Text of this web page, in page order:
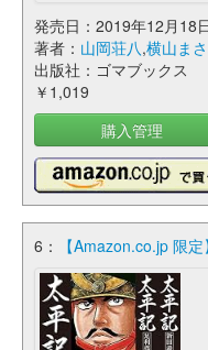
発売日：2019年12月18
著者： 山岡荘八,横山ま
出版社：ゴマブックス
￥1,019
購入管理
6： 【Amazon.co.jp 限